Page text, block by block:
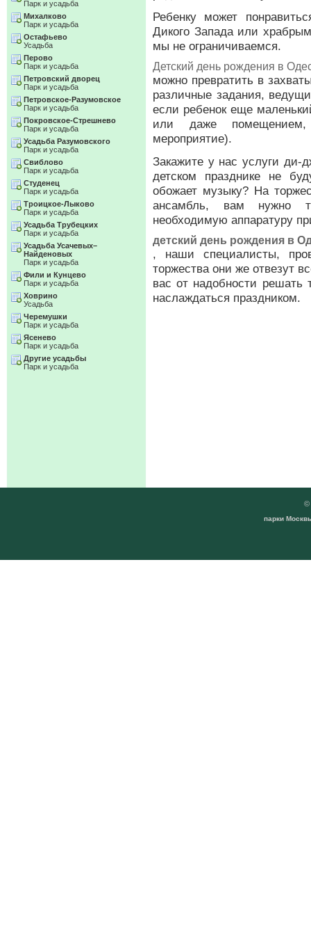
Ребенку может
Дикого Запада или
мы не ограничиваемся.
Детский день рождения в
можно превратить в
различные задания,
если ребенок еще
или даже помещением,
мероприятие).
Закажите у нас услуги ди-
детском празднике не
обожает музыку? На
ансамбль, вам нужно
необходимую аппаратуру
детский день рождения в
, наши специалисты,
торжества они же отвезут
вас от надобности решать
наслаждаться праздником.
Парк и усадьба
Михалково
Парк и усадьба
Остафьево
Усадьба
Перово
Парк и усадьба
Петровский дворец
Парк и усадьба
Петровское-Разумовское
Парк и усадьба
Покровское-Стрешнево
Парк и усадьба
Усадьба Разумовского
Парк и усадьба
Свиблово
Парк и усадьба
Студенец
Парк и усадьба
Троицкое-Лыково
Парк и усадьба
Усадьба Трубецких
Парк и усадьба
Усадьба Усачевых–
Найденовых
Парк и усадьба
Фили и Кунцево
Парк и усадьба
Ховрино
Усадьба
Черемушки
Парк и усадьба
Ясенево
Парк и усадьба
Другие усадьбы
Парк и усадьба
©
парки